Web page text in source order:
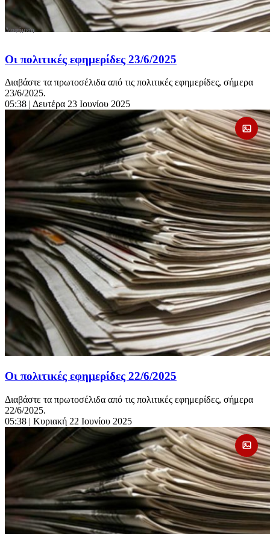
Οι πολιτικές εφημερίδες 23/6/2025
Διαβάστε τα πρωτοσέλιδα από τις πολιτικές εφημερίδες, σήμερα
23/6/2025.
05:38 | Δευτέρα 23 Ιουνίου 2025
Οι πολιτικές εφημερίδες 22/6/2025
Διαβάστε τα πρωτοσέλιδα από τις πολιτικές εφημερίδες, σήμερα
22/6/2025.
05:38 | Κυριακή 22 Ιουνίου 2025